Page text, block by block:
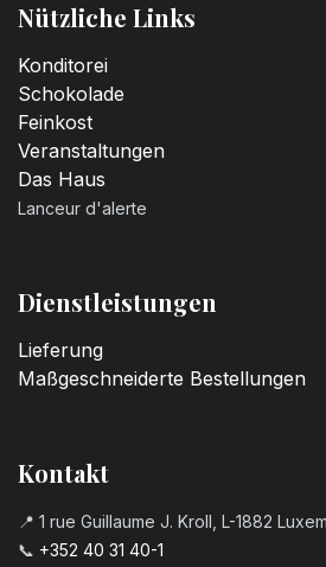
Nützliche Links
Konditorei
Schokolade
Feinkost
Veranstaltungen
Das Haus
Lanceur d'alerte
Dienstleistungen
Lieferung
Maßgeschneiderte Bestellungen
Kontakt
📍 1 rue Guillaume J. Kroll, L-1882
📞 +352 40 31 40-1